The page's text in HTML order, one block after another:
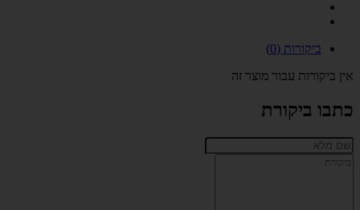
ביקורות (0)
אין ביקורות עבור מוצר זה
כתבו ביקורת